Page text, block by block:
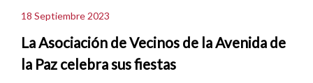
18 Septiembre 2023
La Asociación de Vecinos de la Avenida de
la Paz celebra sus fiestas